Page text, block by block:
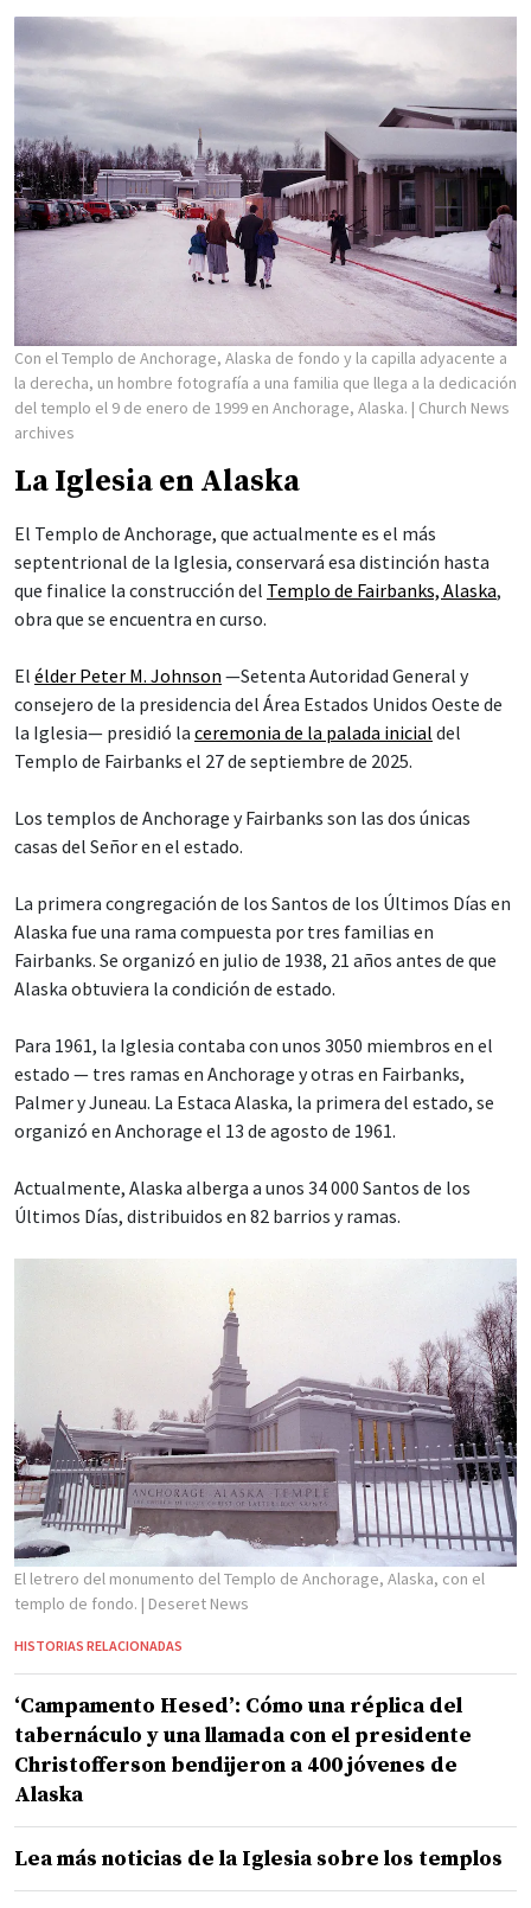
Con el Templo de Anchorage, Alaska de fondo y la capilla adyacente a
la derecha, un hombre fotografía a una familia que llega a la dedicación
del templo el 9 de enero de 1999 en Anchorage, Alaska. | Church News
archives
La Iglesia en Alaska
El Templo de Anchorage, que actualmente es el más
septentrional de la Iglesia, conservará esa distinción hasta
que finalice la construcción del Templo de Fairbanks, Alaska,
obra que se encuentra en curso.
El élder Peter M. Johnson —Setenta Autoridad General y
consejero de la presidencia del Área Estados Unidos Oeste de
la Iglesia— presidió la ceremonia de la palada inicial del
Templo de Fairbanks el 27 de septiembre de 2025.
Los templos de Anchorage y Fairbanks son las dos únicas
casas del Señor en el estado.
La primera congregación de los Santos de los Últimos Días en
Alaska fue una rama compuesta por tres familias en
Fairbanks. Se organizó en julio de 1938, 21 años antes de que
Alaska obtuviera la condición de estado.
Para 1961, la Iglesia contaba con unos 3050 miembros en el
estado — tres ramas en Anchorage y otras en Fairbanks,
Palmer y Juneau. La Estaca Alaska, la primera del estado, se
organizó en Anchorage el 13 de agosto de 1961.
Actualmente, Alaska alberga a unos 34 000 Santos de los
Últimos Días, distribuidos en 82 barrios y ramas.
El letrero del monumento del Templo de Anchorage, Alaska, con el
templo de fondo. | Deseret News
HISTORIAS RELACIONADAS
‘Campamento Hesed’: Cómo una réplica del
tabernáculo y una llamada con el presidente
Christofferson bendijeron a 400 jóvenes de
Alaska
Lea más noticias de la Iglesia sobre los templos